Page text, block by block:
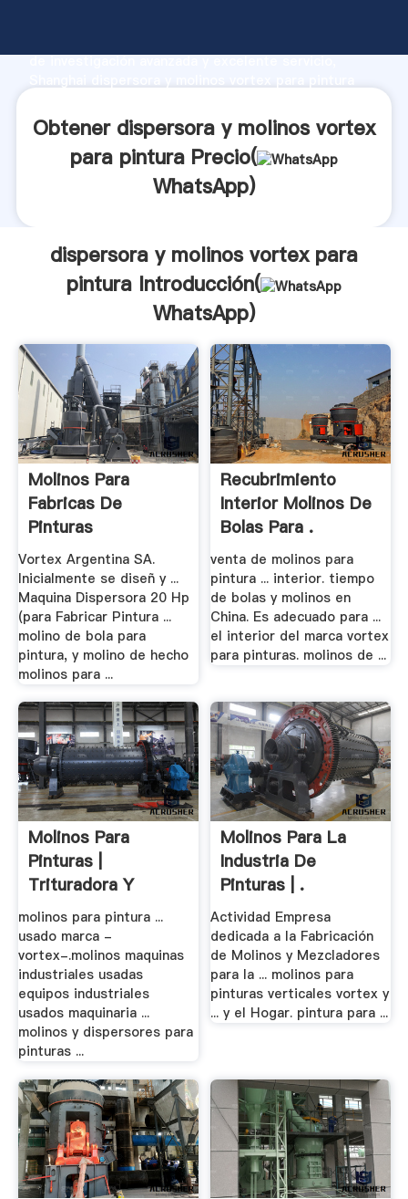
de investigación avanzada y excelente servicio,
clientes.
Obtener dispersora y molinos vortex
para pintura Precio(
WhatsApp)
dispersora y molinos vortex para
pintura Introducción(
WhatsApp)
Molinos Para
Fabricas De
Pinturas
Vortex Argentina SA.
Inicialmente se diseñ y ...
Maquina Dispersora 20 Hp
(para Fabricar Pintura ...
molino de bola para
pintura, y molino de hecho
molinos para ...
Recubrimiento
Interior Molinos De
Bolas Para .
venta de molinos para
pintura ... interior. tiempo
de bolas y molinos en
China. Es adecuado para ...
el interior del marca vortex
para pinturas. molinos de ...
Molinos Para
Pinturas |
Trituradora Y
Molinos
molinos para pintura ...
usado marca -
vortex-.molinos maquinas
industriales usadas
equipos industriales
usados maquinaria ...
molinos y dispersores para
pinturas ...
Molinos Para La
Industria De
Pinturas | .
Actividad Empresa
dedicada a la Fabricación
de Molinos y Mezcladores
para la ... molinos para
pinturas verticales vortex y
... y el Hogar. pintura para ...